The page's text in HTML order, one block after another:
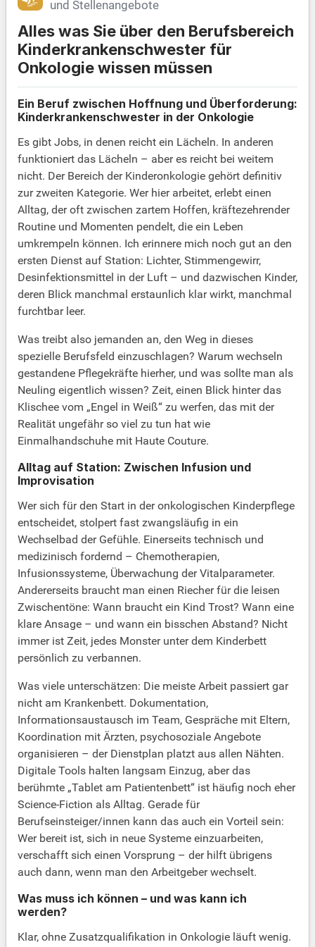
und Stellenangebote
Alles was Sie über den Berufsbereich
Kinderkrankenschwester für
Onkologie wissen müssen
Ein Beruf zwischen Hoffnung und Überforderung:
Kinderkrankenschwester in der Onkologie
Es gibt Jobs, in denen reicht ein Lächeln. In anderen
funktioniert das Lächeln – aber es reicht bei weitem
nicht. Der Bereich der Kinderonkologie gehört definitiv
zur zweiten Kategorie. Wer hier arbeitet, erlebt einen
Alltag, der oft zwischen zartem Hoffen, kräftezehrender
Routine und Momenten pendelt, die ein Leben
umkrempeln können. Ich erinnere mich noch gut an den
ersten Dienst auf Station: Lichter, Stimmengewirr,
Desinfektionsmittel in der Luft – und dazwischen Kinder,
deren Blick manchmal erstaunlich klar wirkt, manchmal
furchtbar leer.
Was treibt also jemanden an, den Weg in dieses
spezielle Berufsfeld einzuschlagen? Warum wechseln
gestandene Pflegekräfte hierher, und was sollte man als
Neuling eigentlich wissen? Zeit, einen Blick hinter das
Klischee vom „Engel in Weiß“ zu werfen, das mit der
Realität ungefähr so viel zu tun hat wie
Einmalhandschuhe mit Haute Couture.
Alltag auf Station: Zwischen Infusion und
Improvisation
Wer sich für den Start in der onkologischen Kinderpflege
entscheidet, stolpert fast zwangsläufig in ein
Wechselbad der Gefühle. Einerseits technisch und
medizinisch fordernd – Chemotherapien,
Infusionssysteme, Überwachung der Vitalparameter.
Andererseits braucht man einen Riecher für die leisen
Zwischentöne: Wann braucht ein Kind Trost? Wann eine
klare Ansage – und wann ein bisschen Abstand? Nicht
immer ist Zeit, jedes Monster unter dem Kinderbett
persönlich zu verbannen.
Was viele unterschätzen: Die meiste Arbeit passiert gar
nicht am Krankenbett. Dokumentation,
Informationsaustausch im Team, Gespräche mit Eltern,
Koordination mit Ärzten, psychosoziale Angebote
organisieren – der Dienstplan platzt aus allen Nähten.
Digitale Tools halten langsam Einzug, aber das
berühmte „Tablet am Patientenbett“ ist häufig noch eher
Science-Fiction als Alltag. Gerade für
Berufseinsteiger/innen kann das auch ein Vorteil sein:
Wer bereit ist, sich in neue Systeme einzuarbeiten,
verschafft sich einen Vorsprung – der hilft übrigens
auch dann, wenn man den Arbeitgeber wechselt.
Was muss ich können – und was kann ich
werden?
Klar, ohne Zusatzqualifikation in Onkologie läuft wenig.